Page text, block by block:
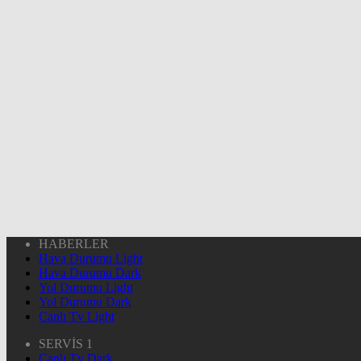
HABERLER
Hava Durumu Light
Hava Durumu Dark
Yol Durumu Light
Yol Durumu Dark
Canlı Tv Light
SERVİS 1
Canlı Tv Dark